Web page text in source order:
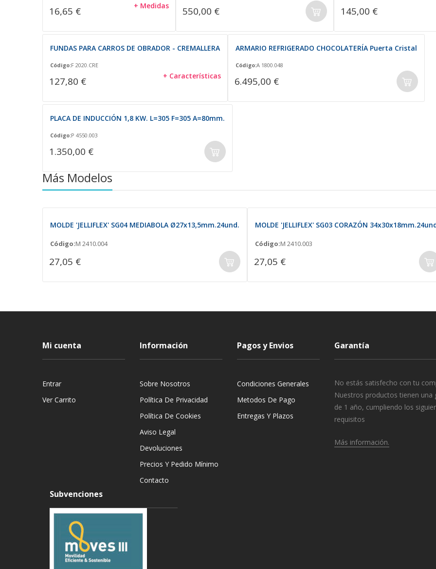
16,65 € + Medidas 550,00 € 145,00 €
FUNDAS PARA CARROS DE OBRADOR - CREMALLERA
Código:F 2020.CRE
127,80 € + Características
ARMARIO REFRIGERADO CHOCOLATERÍA Puerta Cristal
Código:A 1800.048
6.495,00 €
PLACA DE INDUCCIÓN 1,8 KW. L=305 F=305 A=80mm.
Código:P 4550.003
1.350,00 €
Más Modelos
MOLDE 'JELLIFLEX' SG04 MEDIABOLA Ø27x13,5mm.24und.
Código:M 2410.004
27,05 €
MOLDE 'JELLIFLEX' SG03 CORAZÓN
Código:M 2410.003
27,05 €
Mi cuenta
Entrar
Ver Carrito
Información
Sobre Nosotros
Política De Privacidad
Política De Cookies
Aviso Legal
Devoluciones
Precios Y Pedido Mínimo
Contacto
Pagos y Envios
Condiciones Generales
Metodos De Pago
Entregas Y Plazos
Garantía
No estás satisfecho con tu
Nuestros productos tienen una
de 1 año, cumpliendo los
requisitos
Más información.
Subvenciones